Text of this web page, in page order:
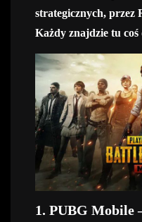
strategicznych, przez
Każdy znajdzie tu coś
1. PUBG Mobile